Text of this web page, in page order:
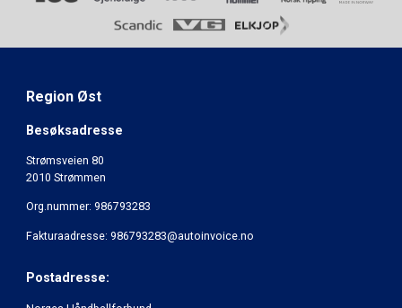
Region Øst
Besøksadresse
Strømsveien 80
2010 Strømmen
Org.nummer: 986793283
Fakturaadresse: 986793283@autoinvoice.no
Postadresse: